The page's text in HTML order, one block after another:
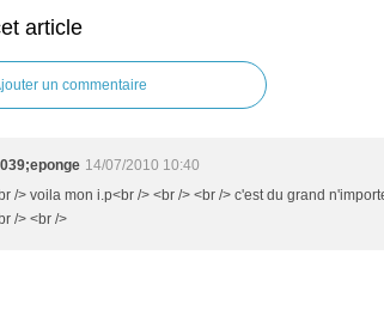
article
un commentaire
14/07/2010 10:40
/> voila mon i.p<br /> <br /> <br /> c'est du grand
/> <br />